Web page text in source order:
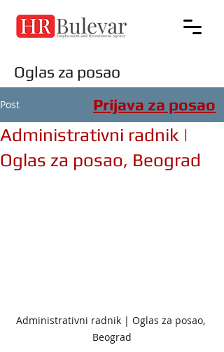
Oglas za posao
Post
Administrativni radnik |
Oglas za posao, Beograd
Administrativni radnik | Oglas za posao,
Beograd
Prijava za posao